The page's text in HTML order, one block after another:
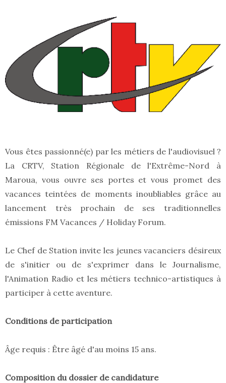
Vous êtes passionné(e) par les métiers de l'audiovisuel ?
La CRTV, Station Régionale de l'Extrême-Nord à
Maroua, vous ouvre ses portes et vous promet des
vacances teintées de moments inoubliables grâce au
lancement très prochain de ses traditionnelles
émissions FM Vacances / Holiday Forum.
Le Chef de Station invite les jeunes vacanciers désireux
de s'initier ou de s'exprimer dans le Journalisme,
l'Animation Radio et les métiers technico-artistiques à
participer à cette aventure.
Conditions de participation
Âge requis : Être âgé d'au moins 15 ans.
Composition du dossier de candidature